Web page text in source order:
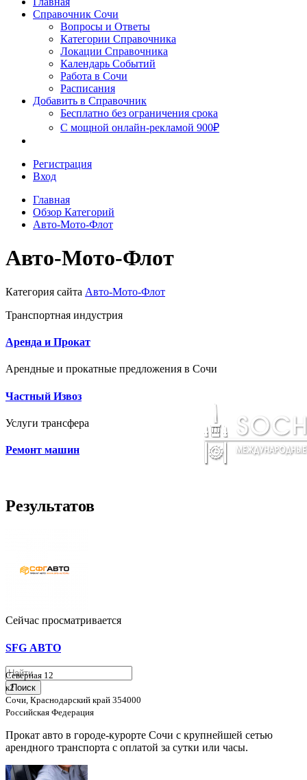
Сочи
Поиск
Справочник Сочи
Вопросы и Ответы
Категории Справочника
Локации Справочника
Календарь Событий
Работа в Сочи
Расписания
Добавить в Справочник
Бесплатно без ограничения срока
С мощной онлайн-рекламой 900₽
Регистрация
Вход
Главная
Обзор Категорий
Авто-Мото-Флот
Авто-Мото-Флот
Категория сайта Авто-Мото-Флот
Транспортная индустрия
Аренда и Прокат
Арендные и прокатные предложения в Сочи
Частный Извоз
Услуги трансфера
Ремонт машин
Результатов
Сейчас просматривается
SFG АВТО
Северная 12
к2
Сочи, Краснодарский край 354000
Российская Федерация
Прокат авто в городе-курорте Сочи с крупнейшей сетью
арендного транспорта с оплатой за сутки или часы.